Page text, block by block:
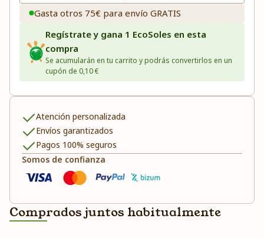
Gasta otros 75€ para envío GRATIS
Regístrate y gana 1 EcoSoles en esta
compra
Se acumularán en tu carrito y podrás convertirlos en un
cupón de 0,10 €
Atención personalizada
Envíos garantizados
Pagos 100% seguros
Somos de confianza
Comprados juntos habitualmente